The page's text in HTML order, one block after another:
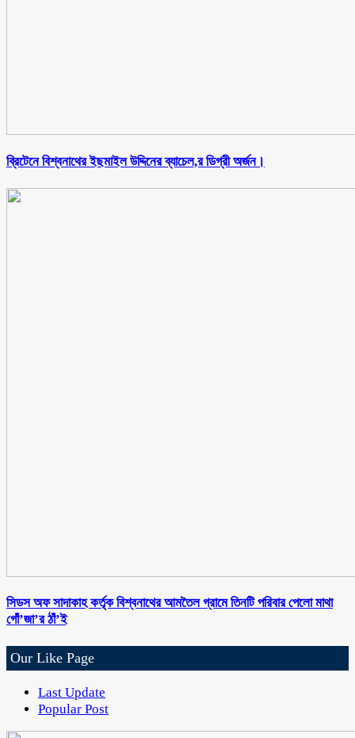
ব্রিটেনে বিশ্বনাথের ইছমাইল উদ্দিনের ব্যাচেল,র ডিগ্রী অর্জন।
সিডস অফ সাদাকাহ কর্তৃক বিশ্বনাথের আমতৈল গ্রামে তিনটি পরিবার পেলো মাথা
গোঁ’জা’র ঠাঁ’ই
Our Like Page
Last Update
Popular Post